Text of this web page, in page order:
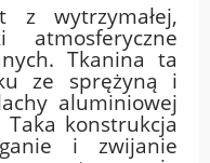
z wytrzymałej,
Tkanina ta
ze sprężyną i
aluminiowej
konstrukcja
i zwijanie